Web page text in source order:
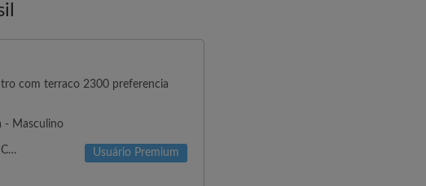
com terraco 2300 preferencia
- Masculino
Usuário Premium